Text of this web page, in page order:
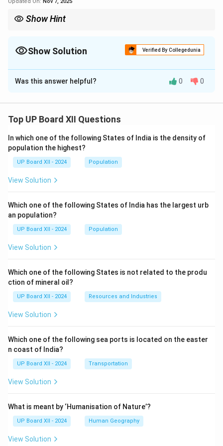
Show Hint
Show Solution Verified By Collegedunia
Solution and Explanation
कवि ने 'विज्ञान-तलवार' के प्रयोग से इसलिए मना किया है क्योंकि वह
की तरह विज्ञान में भी शक्ति होती है, लेकिन बिना समझे या जिम्मेदारी से
इसे उपयोग करने से यह खतरनाक साबित हो सकता है।
Download Solution in PDF
Was this answer helpful? 0 0
Top UP Board XII Questions
In which one of the following States of India is the density of
population the highest?
UP Board XII - 2024 Population
View Solution
Which one of the following States of India has the largest urb
an population?
UP Board XII - 2024 Population
View Solution
Which one of the following States is not related to the produ
ction of mineral oil?
UP Board XII - 2024 Resources and Industries
View Solution
Which one of the following sea ports is located on the easter
n coast of India?
UP Board XII - 2024 Transportation
View Solution
What is meant by ‘Humanisation of Nature’?
UP Board XII - 2024 Human Geography
View Solution